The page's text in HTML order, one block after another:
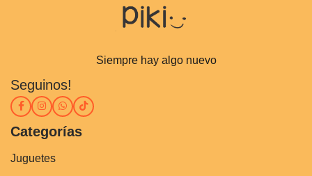
Siempre hay algo nuevo
Seguinos!
Categorías
Juguetes